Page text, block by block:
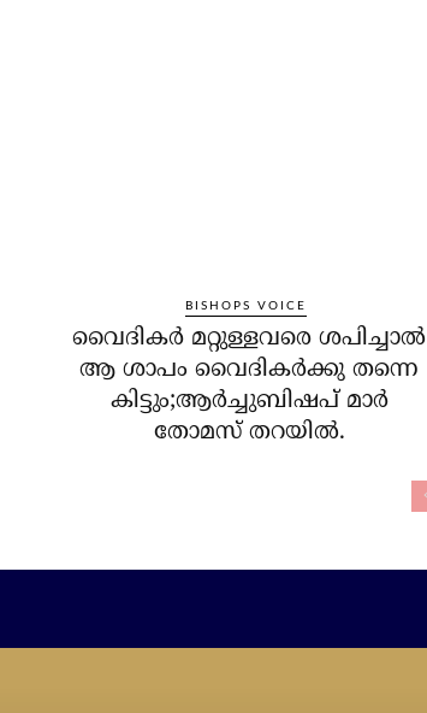
BISHOPS VOICE
വൈദികര്‍ മറ്റുള്ളവരെ ശപിച്ചാല്‍
ആ ശാപം വൈദികര്‍ക്കു തന്നെ
കിട്ടും;ആര്‍ച്ചുബിഷപ് മാര്‍
തോമസ് തറയില്‍.